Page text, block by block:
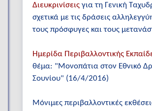
Διευκρινίσεις για τη Γενική
σχετικά με τις δράσεις
τους πρόσφυγες και τους
Ημερίδα Περιβαλλοντικής
θέμα: "Μονοπάτια στον Εθνικό
Σουνίου" (16/4/2016)
Μόνιμες περιβαλλοντικές